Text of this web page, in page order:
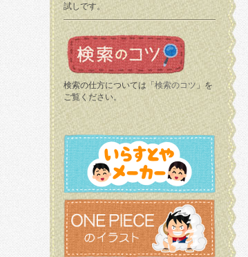
試しです。
検索の仕方については「 検索のコツ 」を
ご覧ください。